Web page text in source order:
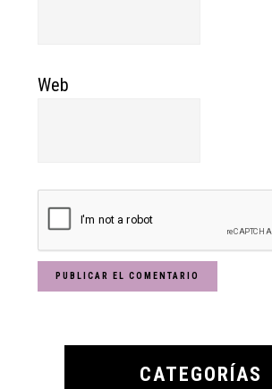
Web
Primary
CATEGORÍAS